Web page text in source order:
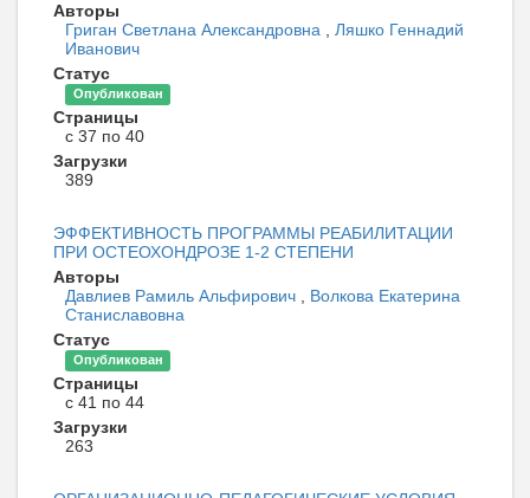
Авторы
Григан Светлана Александровна , Ляшко Геннадий
Иванович
Статус
Опубликован
Страницы
с 37 по 40
Загрузки
389
ЭФФЕКТИВНОСТЬ ПРОГРАММЫ РЕАБИЛИТАЦИИ
ПРИ ОСТЕОХОНДРОЗЕ 1-2 СТЕПЕНИ
Авторы
Давлиев Рамиль Альфирович , Волкова Екатерина
Станиславовна
Статус
Опубликован
Страницы
с 41 по 44
Загрузки
263